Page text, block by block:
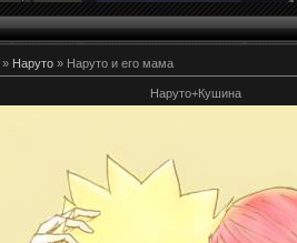
» Наруто » Наруто и его мама
Наруто+Кушина